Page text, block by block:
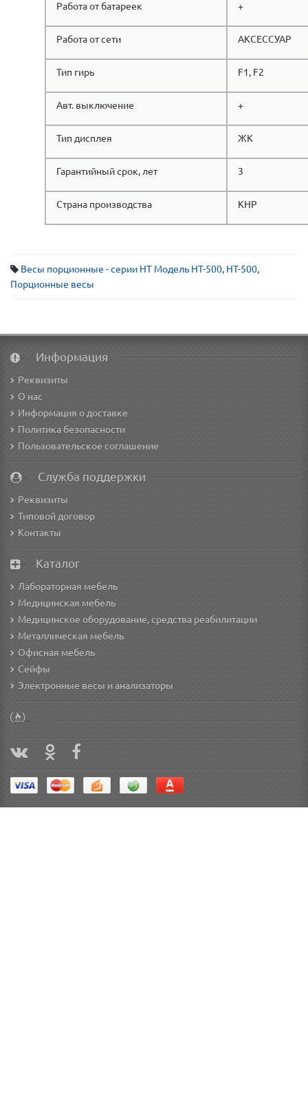
Работа от батареек +
Работа от сети АКСЕССУАР
Тип гирь F1, F2
Авт. выключение +
Тип дисплея ЖК
Гарантийный срок, лет 3
Страна производства КНР
Весы порционные - серии НТ Модель HT-500, HT-500,
Порционные весы
Информация
Реквизиты
О нас
Информация о доставке
Политика безопасности
Пользовательское соглашение
Служба поддержки
Реквизиты
Типовой договор
Контакты
Каталог
Лабораторная мебель
Медицинская мебель
Медицинское оборудование, средства реабилитации
Металлическая мебель
Офисная мебель
Сейфы
Электронные весы и анализаторы